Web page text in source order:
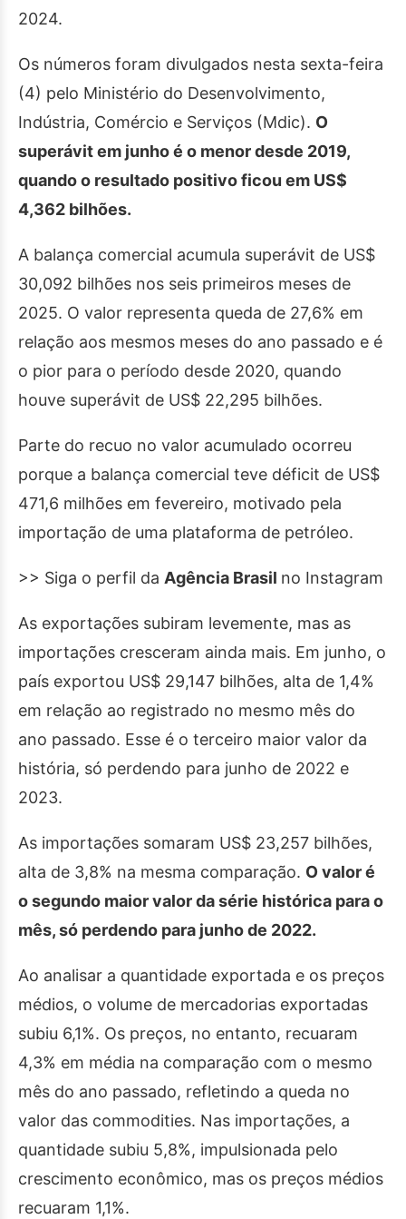
2024.
Os números foram divulgados nesta sexta-feira
(4) pelo Ministério do Desenvolvimento,
Indústria, Comércio e Serviços (Mdic). O
superávit em junho é o menor desde 2019,
quando o resultado positivo ficou em US$
4,362 bilhões.
A balança comercial acumula superávit de US$
30,092 bilhões nos seis primeiros meses de
2025. O valor representa queda de 27,6% em
relação aos mesmos meses do ano passado e é
o pior para o período desde 2020, quando
houve superávit de US$ 22,295 bilhões.
Parte do recuo no valor acumulado ocorreu
porque a balança comercial teve déficit de US$
471,6 milhões em fevereiro, motivado pela
importação de uma plataforma de petróleo.
>> Siga o perfil da Agência Brasil no Instagram
As exportações subiram levemente, mas as
importações cresceram ainda mais. Em junho, o
país exportou US$ 29,147 bilhões, alta de 1,4%
em relação ao registrado no mesmo mês do
ano passado. Esse é o terceiro maior valor da
história, só perdendo para junho de 2022 e
2023.
As importações somaram US$ 23,257 bilhões,
alta de 3,8% na mesma comparação. O valor é
o segundo maior valor da série histórica para o
mês, só perdendo para junho de 2022.
Ao analisar a quantidade exportada e os preços
médios, o volume de mercadorias exportadas
subiu 6,1%. Os preços, no entanto, recuaram
4,3% em média na comparação com o mesmo
mês do ano passado, refletindo a queda no
valor das commodities. Nas importações, a
quantidade subiu 5,8%, impulsionada pelo
crescimento econômico, mas os preços médios
recuaram 1,1%.